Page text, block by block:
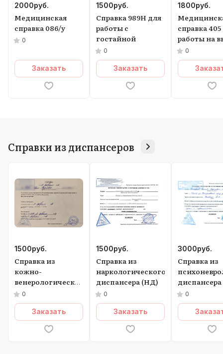
2000руб.
Медицинская
справка 086/у
0
Заказать
1500руб.
Справка 989Н для
работы с
гостайной
0
Заказать
1800руб.
справка
работы на
0
Справки из диспансеров
1500руб.
Справка из
кожно-
венерологического
диспансера (КВД)
0
Заказать
1500руб.
Справка из
наркологического
диспансера (НД)
0
Заказать
3000руб.
Справка из
и 0